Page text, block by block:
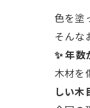
色を塗
そんな
✨ 年数
木材を
しい木